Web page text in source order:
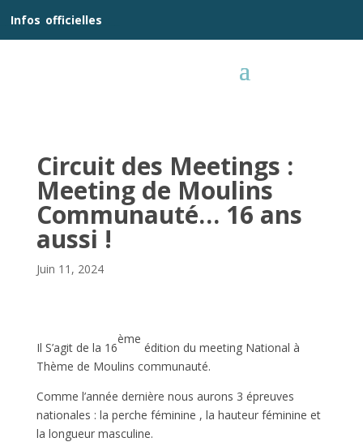
Infos officielles
Circuit des Meetings :
Meeting de Moulins
Communauté… 16 ans
aussi !
Juin 11, 2024
Il S’agit de la 16
ème
édition du meeting National à
Thème de Moulins communauté.
Comme l’année dernière nous aurons 3 épreuves
nationales : la perche féminine , la hauteur féminine et
la longueur masculine.